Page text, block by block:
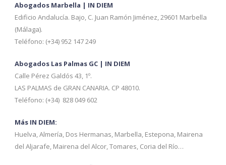
Abogados Marbella | IN DIEM
Edificio Andalucía. Bajo, C. Juan Ramón Jiménez, 29601 Marbella
(Málaga).
Teléfono: (+34) 952 147 249
Abogados Las Palmas GC | IN DIEM
Calle Pérez Galdós 43, 1º.
LAS PALMAS de GRAN CANARIA. CP 48010.
Teléfono: (+34) 828 049 602
Más IN DIEM:
Huelva, Almería, Dos Hermanas, Marbella, Estepona, Mairena
del Aljarafe, Mairena del Alcor, Tomares, Coria del Río…